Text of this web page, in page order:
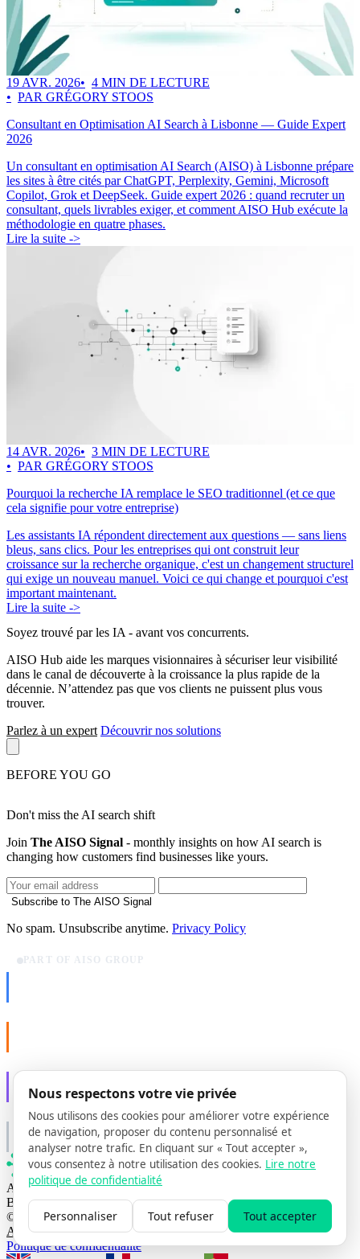
19 AVR. 2026
4 MIN DE LECTURE
PAR GRÉGORY STOOS
Consultant en Optimisation AI Search à Lisbonne — Guide Expert
2026
Un consultant en optimisation AI Search (AISO) à Lisbonne prépare
les sites à être cités par ChatGPT, Perplexity, Gemini, Microsoft
Copilot, Grok et DeepSeek. Guide expert 2026 : quand recruter un
consultant, quels livrables exiger, et comment AISO Hub exécute la
méthodologie en quatre phases.
Lire la suite ->
14 AVR. 2026
3 MIN DE LECTURE
PAR GRÉGORY STOOS
Pourquoi la recherche IA remplace le SEO traditionnel (et ce que
cela signifie pour votre entreprise)
Les assistants IA répondent directement aux questions — sans liens
bleus, sans clics. Pour les entreprises qui ont construit leur
croissance sur la recherche organique, c'est un changement structurel
qui exige un nouveau manuel. Voici ce qui change et pourquoi c'est
important maintenant.
Lire la suite ->
Soyez trouvé par les IA - avant vos concurrents.
AISO Hub aide les marques visionnaires à sécuriser leur visibilité
dans le canal de découverte à la croissance la plus rapide de la
décennie. N’attendez pas que vos clients ne puissent plus vous
trouver.
Parlez à un expert Découvrir nos solutions
BEFORE YOU GO
Don't miss the AI search shift
Join The AISO Signal - monthly insights on how AI search is
changing how customers find businesses like yours.
Subscribe to The AISO Signal
No spam. Unsubscribe anytime. Privacy Policy
PART OF AISO GROUP
Learn to show up in AI answers.
AISO Group
The specialist AI group for real businesses.
Agence d’optimisation pour la recherche par IA
Basée à Lisbonne, Portugal
© 2026 AISO Hub. Tous droits réservés
AccueilSolutionsMethodologieInsightsContact
Politique de confidentialité
Nous respectons votre vie privée
Nous utilisons des cookies pour améliorer votre expérience
de navigation, proposer du contenu personnalisé et
analyser notre trafic. En cliquant sur « Tout accepter »,
vous consentez à notre utilisation des cookies. Lire notre
politique de confidentialité
Personnaliser Tout refuser Tout accepter